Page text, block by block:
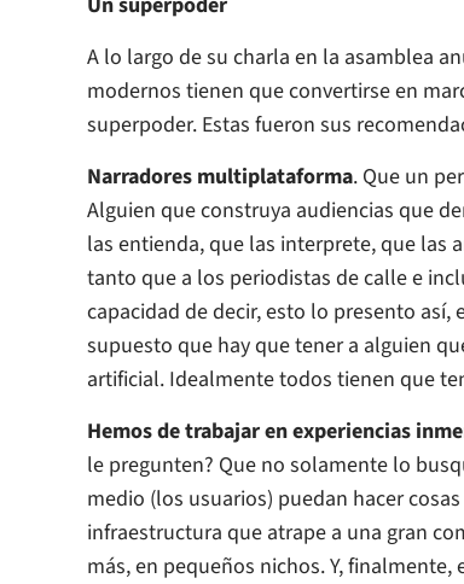
A lo largo de su charla en la asamblea
modernos tienen que convertirse en
superpoder. Estas fueron sus
Narradores multiplataforma. Que un
Alguien que construya audiencias que
las entienda, que las interprete, que las
tanto que a los periodistas de calle e
capacidad de decir, esto lo presento
supuesto que hay que tener a alguien
artificial. Idealmente todos tienen que
Hemos de trabajar en experiencias
le pregunten? Que no solamente lo
medio (los usuarios) puedan hacer
infraestructura que atrape a una gran
más, en pequeños nichos. Y,